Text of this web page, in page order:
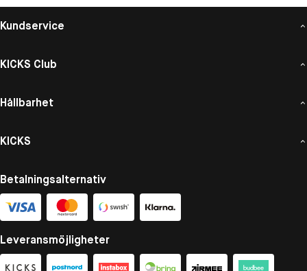
Kundservice
KICKS Club
Hållbarhet
KICKS
Betalningsalternativ
Leveransmöjligheter